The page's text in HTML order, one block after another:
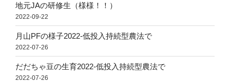
地元JAの研修生（様様！！）
2022-09-22
月山PFの様子2022-低投入持続型農法で
2022-07-26
だだちゃ豆の生育2022-低投入持続型農法で
2022-07-26